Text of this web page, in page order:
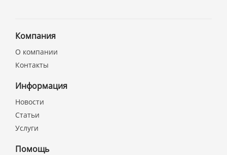
Компания
О компании
Контакты
Информация
Новости
Статьи
Услуги
Помощь